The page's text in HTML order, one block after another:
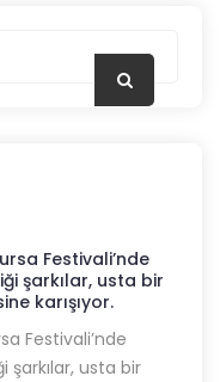
Festivali’nde
şarkılar, usta bir
karışıyor.
Festivali’nde
şarkılar, usta bir